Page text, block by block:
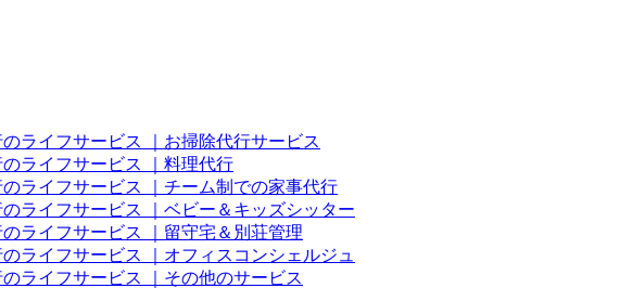
ライフサービス ｜お掃除代行サービス
ライフサービス ｜料理代行
ライフサービス ｜チーム制での家事代行
ライフサービス ｜ベビー＆キッズシッター
ライフサービス ｜留守宅＆別荘管理
ライフサービス ｜オフィスコンシェルジュ
ライフサービス ｜その他のサービス